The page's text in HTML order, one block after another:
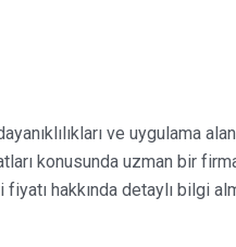
ve uygulama
konusunda uzman bir
hakkında detaylı bilgi